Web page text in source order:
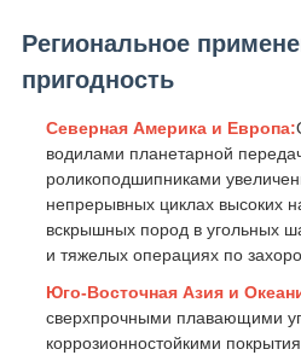
Региональное
пригодность
Северная Америка и Европа:
водилами планетарной
роликоподшипниками
непрерывных циклах высоких
вскрышных пород в угольных
и тяжелых операциях по
Юго-Восточная Азия и
сверхпрочными плавающими
коррозионностойкими